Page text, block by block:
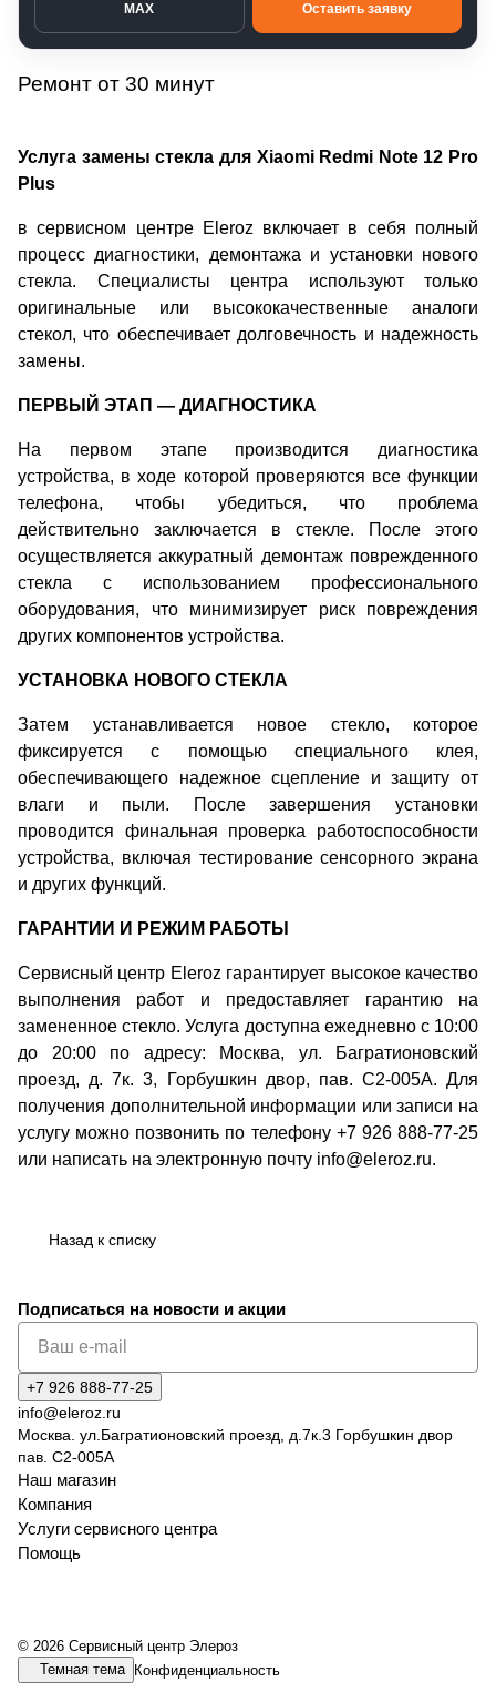
MAX Оставить заявку
Ремонт от 30 минут
Услуга замены стекла для Xiaomi Redmi Note 12 Pro
Plus
в сервисном центре Eleroz включает в себя полный
процесс диагностики, демонтажа и установки нового
стекла. Специалисты центра используют только
оригинальные или высококачественные аналоги
стекол, что обеспечивает долговечность и надежность
замены.
ПЕРВЫЙ ЭТАП — ДИАГНОСТИКА
На первом этапе производится диагностика
устройства, в ходе которой проверяются все функции
телефона, чтобы убедиться, что проблема
действительно заключается в стекле. После этого
осуществляется аккуратный демонтаж поврежденного
стекла с использованием профессионального
оборудования, что минимизирует риск повреждения
других компонентов устройства.
УСТАНОВКА НОВОГО СТЕКЛА
Затем устанавливается новое стекло, которое
фиксируется с помощью специального клея,
обеспечивающего надежное сцепление и защиту от
влаги и пыли. После завершения установки
проводится финальная проверка работоспособности
устройства, включая тестирование сенсорного экрана
и других функций.
ГАРАНТИИ И РЕЖИМ РАБОТЫ
Сервисный центр Eleroz гарантирует высокое качество
выполнения работ и предоставляет гарантию на
замененное стекло. Услуга доступна ежедневно с 10:00
до 20:00 по адресу: Москва, ул. Багратионовский
проезд, д. 7к. 3, Горбушкин двор, пав. C2-005A. Для
получения дополнительной информации или записи на
услугу можно позвонить по телефону +7 926 888-77-25
или написать на электронную почту info@eleroz.ru.
Назад к списку
Подписаться на новости и акции
+7 926 888-77-25
info@eleroz.ru
Москва. ул.Багратионовский проезд, д.7к.3 Горбушкин двор
пав. C2-005A
Наш магазин
Компания
Услуги сервисного центра
Помощь
© 2026 Сервисный центр Элероз
Темная тема Конфиденциальность